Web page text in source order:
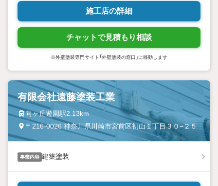
施工店の詳細
チャットで見積もり相談
※外壁塗装専門サイト「外壁塗装の窓口」に移動します
有限会社遠藤塗装工業
向ヶ丘遊園駅2.13km
〒216-0026 神奈川県川崎市宮前区初山１丁目３０−２５
事業内容 建築塗装